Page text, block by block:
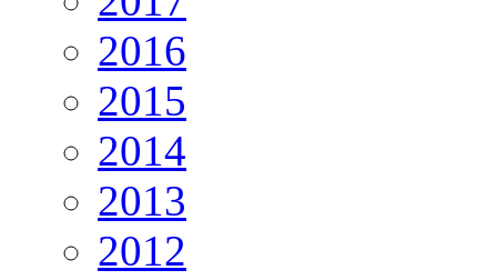
2016
2015
2014
2013
2012